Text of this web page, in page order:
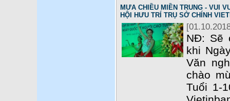
MƯA CHIỀU MIỀN TRUNG - VUI
HỘI HƯU TRÍ TRỤ SỞ CHÍNH
NĐ: Sẽ
khi
Văn
chào
Tuổi 1-